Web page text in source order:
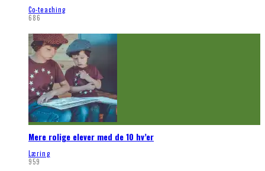
Co-teaching
686
Mere rolige elever med de 10 hv’er
Læring
959